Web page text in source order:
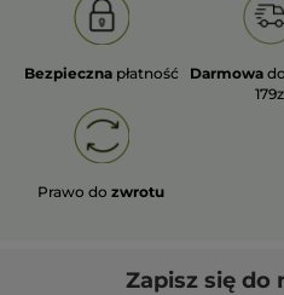
Bezpieczna płatność Darmowa
Prawo dozwrotu
Zapisz się